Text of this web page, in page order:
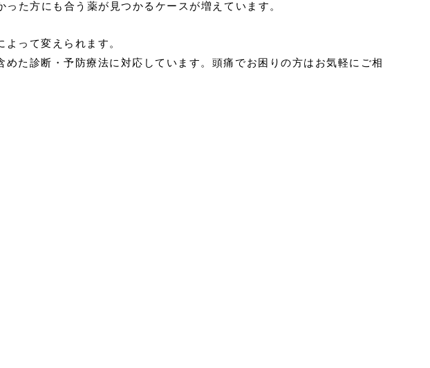
た方にも合う薬が見つかるケースが増えています。
って変えられます。
た診断・予防療法に対応しています。頭痛でお困りの方はお気軽にご相